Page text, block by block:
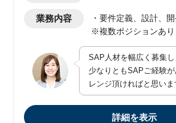
業務内容
・要件定義、設計、
※複数ポジションあり
SAP人材を幅広く募集
少なりともSAPご経験
レンジ頂ければと思いま
詳細を表示